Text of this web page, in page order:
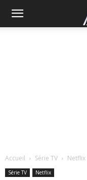
Accueil Série TV Netflix
Série TV Netflix